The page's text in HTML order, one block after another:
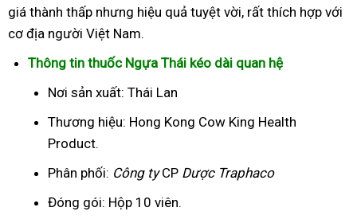
giá thành thấp nhưng hiệu quả tuyệt vời, rất thích hợp với
cơ địa người Việt Nam.
Thông tin thuốc Ngựa Thái kéo dài quan hệ
Nơi sản xuất: Thái Lan
Thương hiệu: Hong Kong Cow King Health
Product.
Phân phối: Công tyCP Dược Traphaco
Đóng gói: Hộp 10 viên.